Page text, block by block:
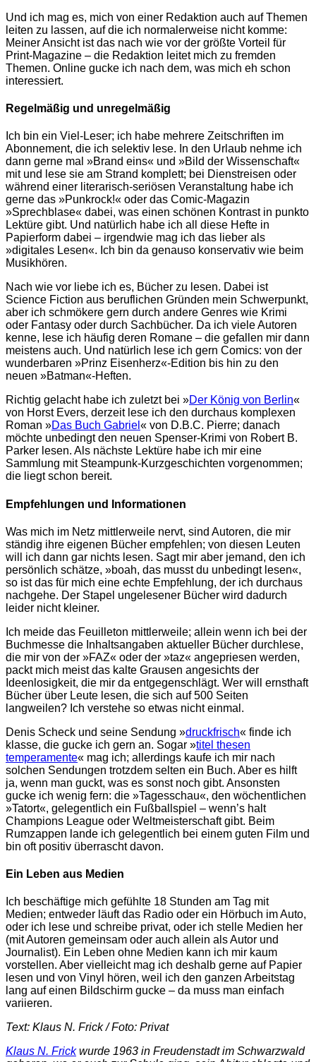
Und ich mag es, mich von einer Redaktion auch auf Themen
leiten zu lassen, auf die ich normalerweise nicht komme:
Meiner Ansicht ist das nach wie vor der größte Vorteil für
Print-Magazine – die Redaktion leitet mich zu fremden
Themen. Online gucke ich nach dem, was mich eh schon
interessiert.
Regelmäßig und unregelmäßig
Ich bin ein Viel-Leser; ich habe mehrere Zeitschriften im
Abonnement, die ich selektiv lese. In den Urlaub nehme ich
dann gerne mal »Brand eins« und »Bild der Wissenschaft«
mit und lese sie am Strand komplett; bei Dienstreisen oder
während einer literarisch-seriösen Veranstaltung habe ich
gerne das »Punkrock!« oder das Comic-Magazin
»Sprechblase« dabei, was einen schönen Kontrast in punkto
Lektüre gibt. Und natürlich habe ich all diese Hefte in
Papierform dabei – irgendwie mag ich das lieber als
»digitales Lesen«. Ich bin da genauso konservativ wie beim
Musikhören.
Nach wie vor liebe ich es, Bücher zu lesen. Dabei ist
Science Fiction aus beruflichen Gründen mein Schwerpunkt,
aber ich schmökere gern durch andere Genres wie Krimi
oder Fantasy oder durch Sachbücher. Da ich viele Autoren
kenne, lese ich häufig deren Romane – die gefallen mir dann
meistens auch. Und natürlich lese ich gern Comics: von der
wunderbaren »Prinz Eisenherz«-Edition bis hin zu den
neuen »Batman«-Heften.
Richtig gelacht habe ich zuletzt bei »Der König von Berlin«
von Horst Evers, derzeit lese ich den durchaus komplexen
Roman »Das Buch Gabriel « von D.B.C. Pierre; danach
möchte unbedingt den neuen Spenser-Krimi von Robert B.
Parker lesen. Als nächste Lektüre habe ich mir eine
Sammlung mit Steampunk-Kurzgeschichten vorgenommen;
die liegt schon bereit.
Empfehlungen und Informationen
Was mich im Netz mittlerweile nervt, sind Autoren, die mir
ständig ihre eigenen Bücher empfehlen; von diesen Leuten
will ich dann gar nichts lesen. Sagt mir aber jemand, den ich
persönlich schätze, »boah, das musst du unbedingt lesen«,
so ist das für mich eine echte Empfehlung, der ich durchaus
nachgehe. Der Stapel ungelesener Bücher wird dadurch
leider nicht kleiner.
Ich meide das Feuilleton mittlerweile; allein wenn ich bei der
Buchmesse die Inhaltsangaben aktueller Bücher durchlese,
die mir von der »FAZ« oder der »taz« angepriesen werden,
packt mich meist das kalte Grausen angesichts der
Ideenlosigkeit, die mir da entgegenschlägt. Wer will ernsthaft
Bücher über Leute lesen, die sich auf 500 Seiten
langweilen? Ich verstehe so etwas nicht einmal.
Denis Scheck und seine Sendung »druckfrisch« finde ich
klasse, die gucke ich gern an. Sogar »titel thesen
temperamente« mag ich; allerdings kaufe ich mir nach
solchen Sendungen trotzdem selten ein Buch. Aber es hilft
ja, wenn man guckt, was es sonst noch gibt. Ansonsten
gucke ich wenig fern: die »Tagesschau«, den wöchentlichen
»Tatort«, gelegentlich ein Fußballspiel – wenn’s halt
Champions League oder Weltmeisterschaft gibt. Beim
Rumzappen lande ich gelegentlich bei einem guten Film und
bin oft positiv überrascht davon.
Ein Leben aus Medien
Ich beschäftige mich gefühlte 18 Stunden am Tag mit
Medien; entweder läuft das Radio oder ein Hörbuch im Auto,
oder ich lese und schreibe privat, oder ich stelle Medien her
(mit Autoren gemeinsam oder auch allein als Autor und
Journalist). Ein Leben ohne Medien kann ich mir kaum
vorstellen. Aber vielleicht mag ich deshalb gerne auf Papier
lesen und von Vinyl hören, weil ich den ganzen Arbeitstag
lang auf einen Bildschirm gucke – da muss man einfach
variieren.
Text: Klaus N. Frick / Foto: Privat
Klaus N. Frickwurde 1963 in Freudenstadt im Schwarzwald